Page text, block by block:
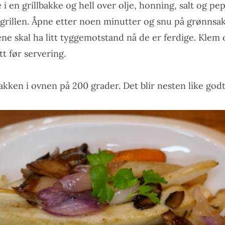
i en grillbakke og hell over olje, honning, salt og
Åpne etter noen minutter og snu på
skal ha litt tyggemotstand nå de er ferdige. Klem
før servering.
i ovnen på 200 grader. Det blir nesten like